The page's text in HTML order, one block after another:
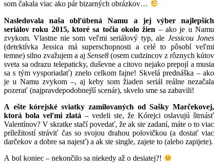
som čakala viac ako pár bizarných obrázkov…
Nasledovala naša obľúbená Namu a jej výber najlepších
seriálov roku 2015, ktoré sa točia okolo žien – ako je u Namu
zvykom. Vlastne nie som veľmi seriálový typ, ale Jessicou Jones
(detektívka Jessica má superschopnosti a celé to pôsobí veľmi
temne) silno zvažujem a aj Sense8 (osem cudzincov z rôznych kútov
sveta sa odrazu telepaticky, duševne a citovo nejako prepojí a musia
sa s tým vysporiadať) znelo celkom fajne! Skvelá prednáška – ako
je u Namu zvykom –, aj keby som žiaden seriál reálne nezačala
pozerať (najpravdepodobnejší scenár), skvelo sme sa zabavili!
A ešte kórejské sviatky zamilovaných od Sašky Marčekovej,
ktorá bola veľmi zlatá – vedeli ste, že Kórejci oslavujú štrnásť
Valentínov? V skratke stačí povedať, že ak ste zadaní, máte o to viac
príležitostí stráviť čas so svojou drahou polovičkou (a dostať viac
darčekov a dobre sa najesť) a ak ste single, zajete to (alebo zapijete).
A bol koniec – nekončilo sa niekedy až o desiatej?!